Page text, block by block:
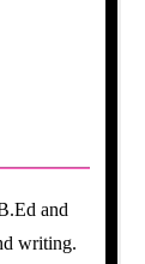
and
writing.